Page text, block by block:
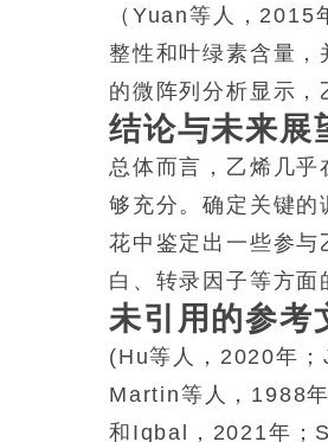
（Yuan等人，
整性和叶绿素含量
的微阵列分析显示，
结论与未来展
总体而言，乙烯几
够充分。确定关键
花中鉴定出一些参
白、转录因子等方面
未引用的参考
(Hu等人，2020年
Martin等人，1988
和Iqbal，2021年；